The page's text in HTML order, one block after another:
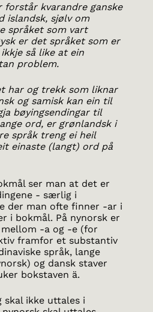
forstår kvarandre ganske
islandsk, sjølv om
språket som vart
er det språket som er
så like at ein
problem.
har og trekk som liknar
og samisk kan ein til
bøyingsendingar til
ord, er grønlandsk i
språk treng ei heil
einaste (langt) ord på
ser man at det er
- særlig i
der man ofte finner -ar i
i bokmål. På nynorsk er
-a og -e (for
framfor et substantiv
språk, lange
og dansk staver
bokstaven ä.
ikke uttales i